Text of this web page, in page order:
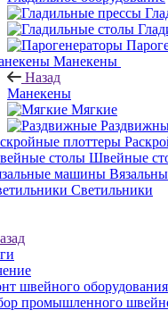
Манекены
Назад
Манекены
Мягкие
Швейные
Светильники
швейного оборудования
промышленного